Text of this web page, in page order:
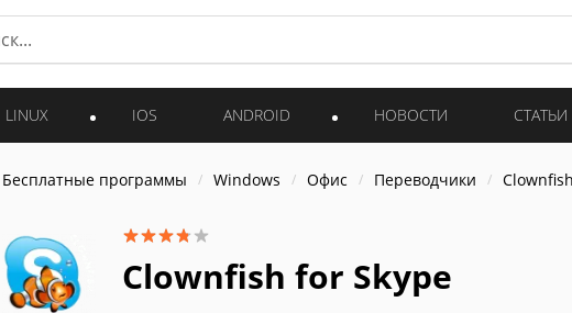
LINUX IOS ANDROID НОВОСТИ
Бесплатные программы Windows Офис Переводчики
Clownfish for Skype